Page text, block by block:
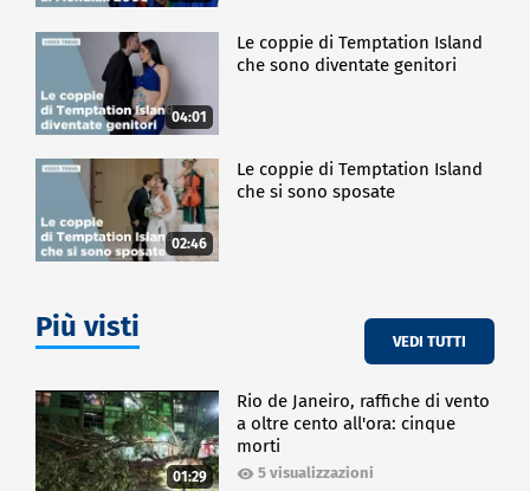
04:01
Le coppie di Temptation Island
che sono diventate genitori
02:46
Le coppie di Temptation Island
che si sono sposate
Più visti VEDI TUTTI
01:29
Rio de Janeiro, raffiche di vento
a oltre cento all'ora: cinque
morti
5 visualizzazioni